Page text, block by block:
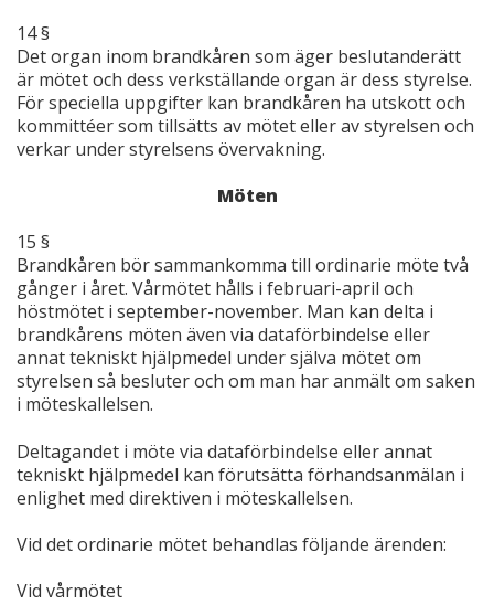
14 §
Det organ inom brandkåren som äger beslutanderätt
är mötet och dess verkställande organ är dess styrelse.
För speciella uppgifter kan brandkåren ha utskott och
kommittéer som tillsätts av mötet eller av styrelsen och
verkar under styrelsens övervakning.
Möten
15 §
Brandkåren bör sammankomma till ordinarie möte två
gånger i året. Vårmötet hålls i februari-april och
höstmötet i september-november. Man kan delta i
brandkårens möten även via dataförbindelse eller
annat tekniskt hjälpmedel under själva mötet om
styrelsen så besluter och om man har anmält om saken
i möteskallelsen.
Deltagandet i möte via dataförbindelse eller annat
tekniskt hjälpmedel kan förutsätta förhandsanmälan i
enlighet med direktiven i möteskallelsen.
Vid det ordinarie mötet behandlas följande ärenden:
Vid vårmötet